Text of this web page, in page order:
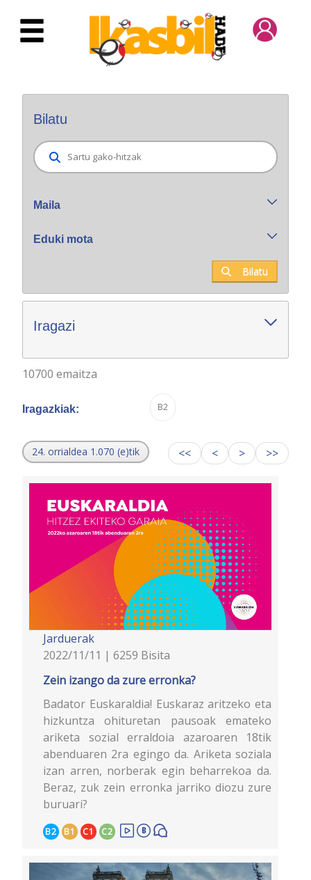
Eduki nagusira joan
Bilatu
Maila
Eduki mota
Bilatu
Iragazi
10700 emaitza
Iragazkiak: B2
24. orrialdea 1.070 (e)tik << < > >>
Jarduerak
2022/11/11 | 6259 Bisita
Zein izango da zure erronka?
Badator Euskaraldia! Euskaraz aritzeko eta
hizkuntza ohituretan pausoak emateko
ariketa sozial erraldoia azaroaren 18tik
abenduaren 2ra egingo da. Ariketa soziala
izan arren, norberak egin beharrekoa da.
Beraz, zuk zein erronka jarriko diozu zure
buruari?
B2 B1 C1 C2